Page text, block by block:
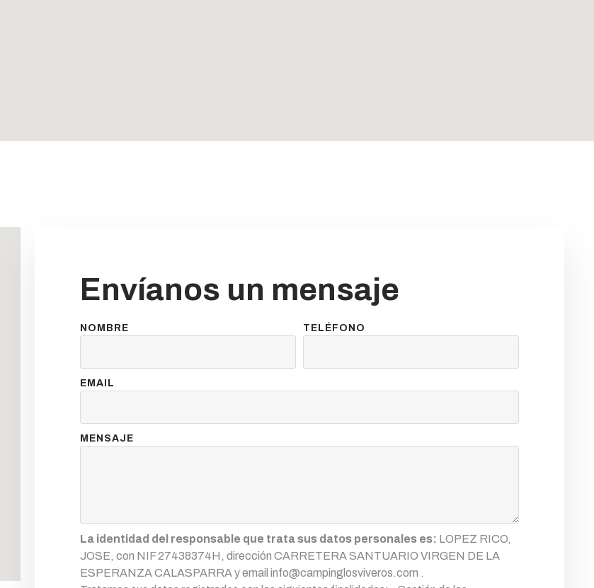
Envíanos un mensaje
NOMBRE TELÉFONO
EMAIL
MENSAJE
La identidad del responsable que trata sus datos personales es: LOPEZ RICO,
JOSE, con NIF 27438374H, dirección CARRETERA SANTUARIO VIRGEN DE LA
ESPERANZA CALASPARRA y email info@campinglosviveros.com .